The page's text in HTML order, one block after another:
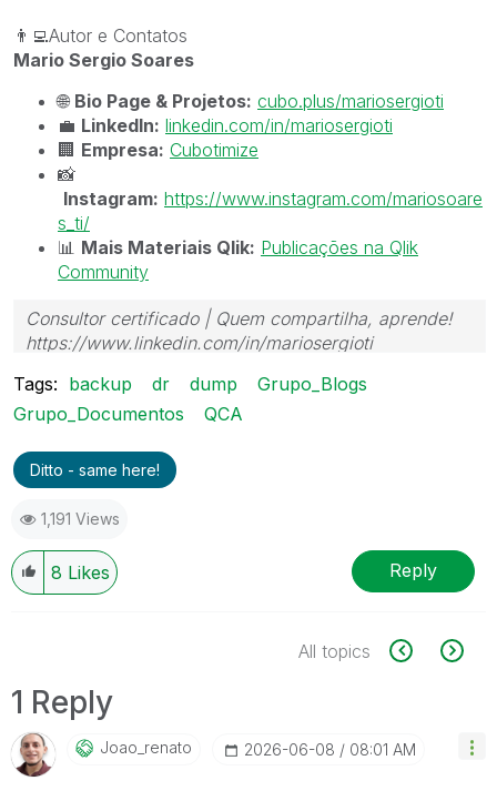
👨‍💻Autor e Contatos
Mario Sergio Soares
🌐 Bio Page & Projetos: cubo.plus/mariosergioti
💼 LinkedIn: linkedin.com/in/mariosergioti
🏢 Empresa: Cubotimize
📸
Instagram: https://www.instagram.com/mariosoare
s_ti/
📊 Mais Materiais Qlik: Publicações na Qlik
Community
Consultor certificado | Quem compartilha, aprende!
https://www.linkedin.com/in/mariosergioti
Tags: backup dr dump
Grupo_Blogs
Grupo_Documentos
QCA
Ditto - same here!
1,191 Views
8 Likes Reply
All topics
1 Reply
Joao_renato ‎2026-06-08 08:01 AM